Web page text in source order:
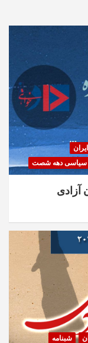
سیاسی دهه شصت
آزادی
شبنامه